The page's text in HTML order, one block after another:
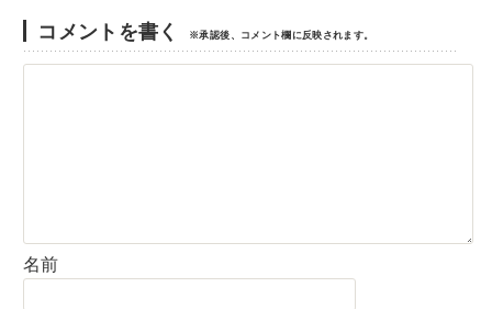
コメントを書く ※承認後、コメント欄に反映されます。
名前